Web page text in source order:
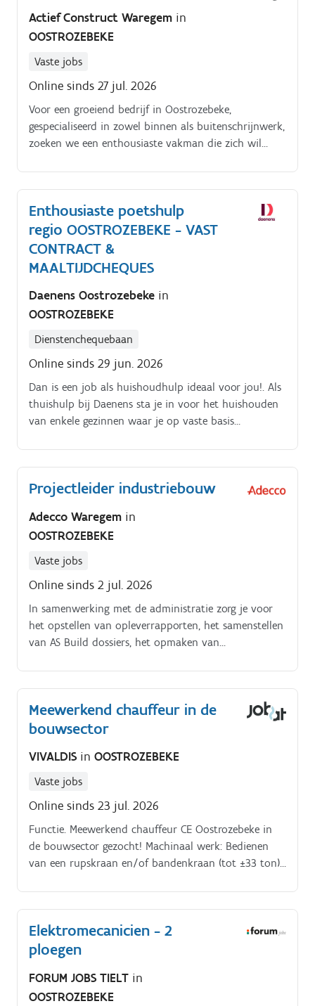
Actief Construct Waregem in
OOSTROZEBEKE
Vaste jobs
Online sinds 27 jul. 2026
Voor een groeiend bedrijf in Oostrozebeke,
gespecialiseerd in zowel binnen als buitenschrijnwerk,
zoeken we een enthousiaste vakman die zich wil
tot ramen en deuren. Dit zijn jouw taken:Het
vervaardigen en plaatsen van op maat gemaakt
schrijnwerk, zoals meubels en trappen.
Enthousiaste poetshulp
regio OOSTROZEBEKE - VAST
CONTRACT &
MAALTIJDCHEQUES
Daenens Oostrozebeke in
OOSTROZEBEKE
Dienstenchequebaan
Online sinds 29 jun. 2026
Dan is een job als huishoudhulp ideaal voor jou!. Als
thuishulp bij Daenens sta je in voor het huishouden
van enkele gezinnen waar je op vaste basis
Projectleider industriebouw
Adecco Waregem in
OOSTROZEBEKE
Vaste jobs
Online sinds 2 jul. 2026
In samenwerking met de administratie zorg je voor
het opstellen van opleverrapporten, het samenstellen
van AS Build dossiers, het opmaken van
Meewerkend chauffeur in de
bouwsector
VIVALDIS in OOSTROZEBEKE
Vaste jobs
Online sinds 23 jul. 2026
Functie. Meewerkend chauffeur CE Oostrozebeke in
de bouwsector gezocht! Machinaal werk: Bedienen
van een rupskraan en/of bandenkraan (tot ±33 ton).
Elektromecanicien - 2
ploegen
FORUM JOBS TIELT in
OOSTROZEBEKE